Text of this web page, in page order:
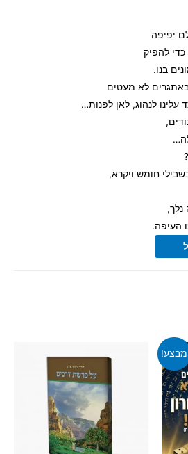
יפיפה
להפיק
בנו.
לא מעטים
לנהוג, לאן לפנות…
חומש ויקרא,
נלך,
העיפה.
מבצע!